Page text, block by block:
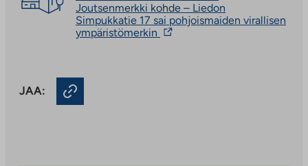
virallinen ympäristömerkki, Joutsenmerkki. Merkki
edistää kestävää kehitystä ja merkin saaneet tuotteet
Joutsenmerkki kohde – Liedon
Simpukkatie 17 sai pohjoismaiden virallisen
ympäristömerkin Linkki
JAA: